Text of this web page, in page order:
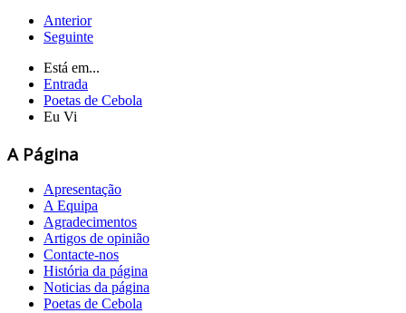
Anterior
Seguinte
Está em...
Entrada
Poetas de Cebola
Eu Vi
A Página
Apresentação
A Equipa
Agradecimentos
Artigos de opinião
Contacte-nos
História da página
Noticias da página
Poetas de Cebola